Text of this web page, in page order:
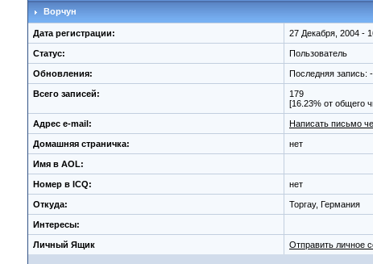
Ворчун
Дата регистрации: 27 Декабря, 2004 -
Статус: Пользователь
Обновления: Последняя запись:
Всего записей:
179
[16.23% от общего
Адрес e-mail: Написать письмо
Домашняя страничка: нет
Имя в AOL:
Номер в ICQ: нет
Откуда: Торгау, Германия
Интересы:
Личный Ящик Отправить личное